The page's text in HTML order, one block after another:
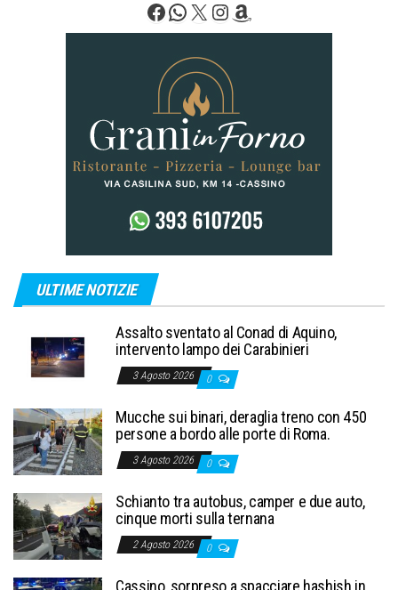
Facebook
WhatsApp
X Instagram
Amazon
ULTIME NOTIZIE
Assalto sventato al Conad di Aquino,
intervento lampo dei Carabinieri
3 Agosto 2026 0
Mucche sui binari, deraglia treno con 450
persone a bordo alle porte di Roma.
3 Agosto 2026 0
Schianto tra autobus, camper e due auto,
cinque morti sulla ternana
2 Agosto 2026 0
Cassino, sorpreso a spacciare hashish in